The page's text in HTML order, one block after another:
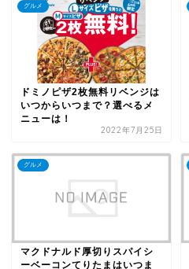
グルメ
ドミノピザ2枚無料リベンジは
いつからいつまで？選べるメ
ニューは！
2022年7月25日
グルメ
マクドナルド厚切りスパイシ
ーベーコンてりたまはいつま